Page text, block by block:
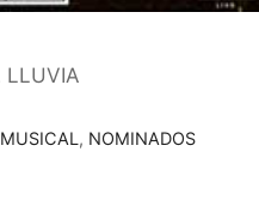
LLUVIA
, NOMINADOS